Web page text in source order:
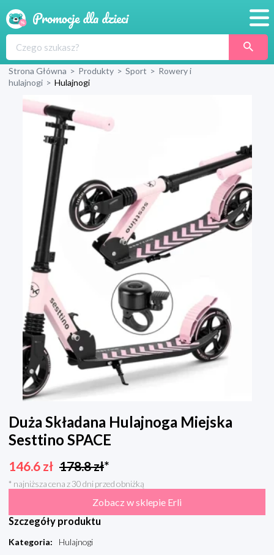
Produkty
Strona Główna > Produkty > Sport > Rowery i
hulajnogi > Hulajnogi
Duża Składana Hulajnoga Miejska
Sesttino SPACE
146.6 zł 178.8zł*
* najniższa cena z 30 dni przed obniżką
Zobacz w sklepie Erli
Szczegóły produktu
Kategoria:
Hulajnogi